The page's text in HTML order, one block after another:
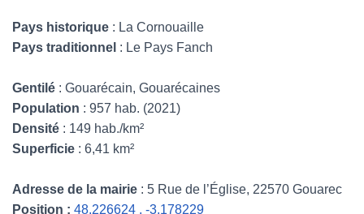
Pays historique : La Cornouaille
Pays traditionnel : Le Pays Fanch
Gentilé : Gouarécain, Gouarécaines
Population : 957 hab. (2021)
Densité : 149 hab./km²
Superficie : 6,41 km²
Adresse de la mairie : 5 Rue de l’Église, 22570 Gouarec
Position : 48.226624 , -3.178229